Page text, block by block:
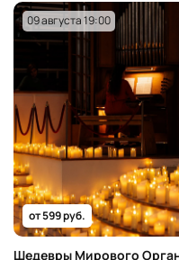
09 августа 19:00
от 599 руб.
Шедевры Мирового